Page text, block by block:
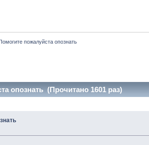
пожалуйста опознать
опознать (Прочитано 1601 раз)